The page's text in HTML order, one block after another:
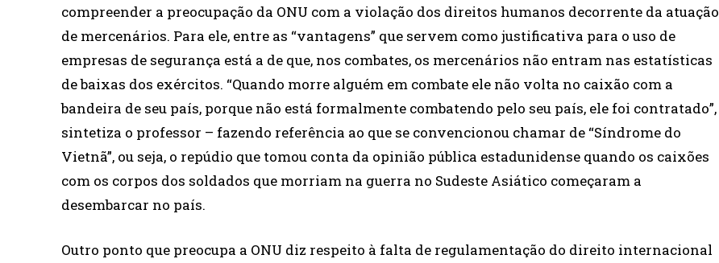
compreender a preocupação da ONU com a violação dos direitos humanos decorrente da atuação
de mercenários. Para ele, entre as “vantagens” que servem como justificativa para o uso de
empresas de segurança está a de que, nos combates, os mercenários não entram nas estatísticas
de baixas dos exércitos. “Quando morre alguém em combate ele não volta no caixão com a
bandeira de seu país, porque não está formalmente combatendo pelo seu país, ele foi contratado”,
sintetiza o professor – fazendo referência ao que se convencionou chamar de “Síndrome do
Vietnã”, ou seja, o repúdio que tomou conta da opinião pública estadunidense quando os caixões
com os corpos dos soldados que morriam na guerra no Sudeste Asiático começaram a
desembarcar no país.
Outro ponto que preocupa a ONU diz respeito à falta de regulamentação do direito internacional